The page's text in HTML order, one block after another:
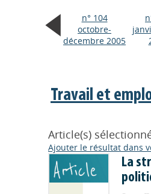
n° 104
octobre-
décembre 2005
Travail et
Article(s)
Ajouter le résultat dans
La